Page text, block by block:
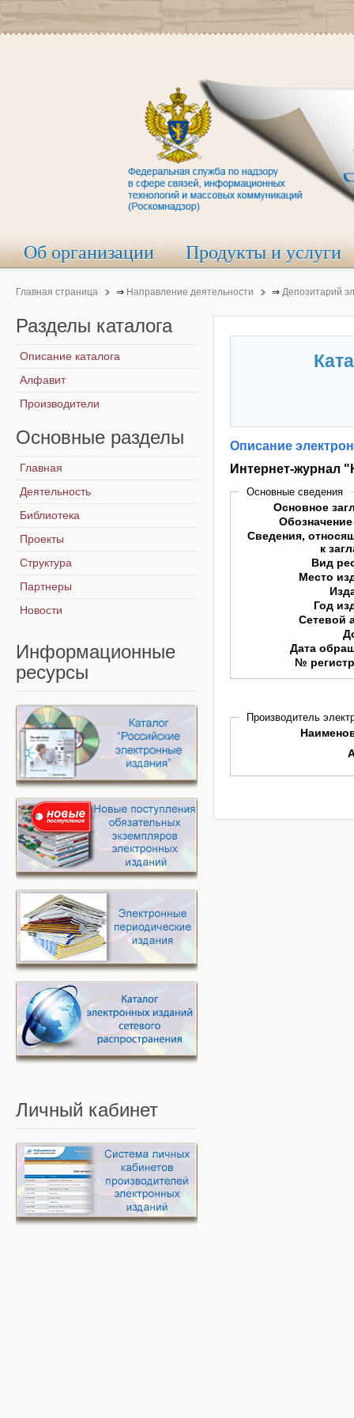
Об организации Продукты и услуги
Главная страница ⇒ Направление деятельности ⇒ Депозитарий
Описание
Интернет-журнал
Основные сведения
Основное
Сведения,
к
Вид
Место
Год
Сетевой
Дата
№
Производитель
Разделы каталога
Описание каталога
Алфавит
Производители
Основные разделы
Главная
Деятельность
Библиотека
Проекты
Структура
Партнеры
Новости
Информационные
ресурсы
Личный кабинет